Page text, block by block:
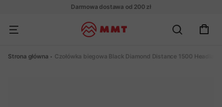
Darmowa dostawa od 200 zł
Strona główna Czołówka biegowa Black Diamond Distance 1500